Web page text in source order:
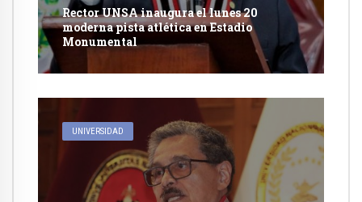
Rector UNSA inaugura el lunes 20
moderna pista atlética en Estadio
Monumental
UNIVERSIDAD